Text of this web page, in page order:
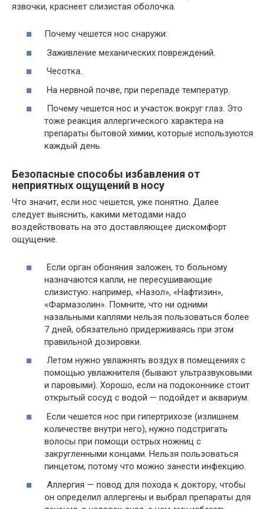
язвочки, краснеет слизистая оболочка.
Почему чешется нос снаружи:
Заживление механических повреждений.
Чесотка.
На нервной почве, при перепаде температур.
Почему чешется нос и участок вокруг глаз. Это
тоже реакция аллергического характера на
препараты бытовой химии, которые используются
каждый день.
Безопасные способы избавления от
неприятных ощущений в носу
Что значит, если нос чешется, уже понятно. Далее
следует выяснить, какими методами надо
воздействовать на это доставляющее дискомфорт
ощущение.
Если орган обоняния заложен, то больному
назначаются капли, не пересушивающие
слизистую: например, «Назол», «Нафтизин»,
«Фармазолин». Помните, что ни одними
назальными каплями нельзя пользоваться более
7 дней, обязательно придерживаясь при этом
правильной дозировки.
Летом нужно увлажнять воздух в помещениях с
помощью увлажнителя (бывают ультразвуковыми
и паровыми). Хорошо, если на подоконнике стоит
открытый сосуд с водой — подойдет и аквариум.
Если чешется нос при гипертрихозе (излишнем
количестве внутри него), нужно подстригать
волосы при помощи острых ножниц с
закругленными концами. Нельзя пользоваться
пинцетом, потому что можно занести инфекцию.
Аллергия — повод для похода к доктору, чтобы
он определил аллергены и выбрал препараты для